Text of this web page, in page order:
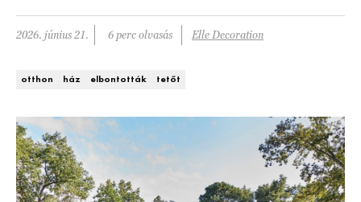
Kert és terasz
HÍRLEVÉL
2026. június 21. 6 perc olvasás Elle Decoration
otthon ház elbontották tetőt